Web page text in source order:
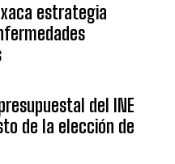
estrategia
del INE
de la elección de